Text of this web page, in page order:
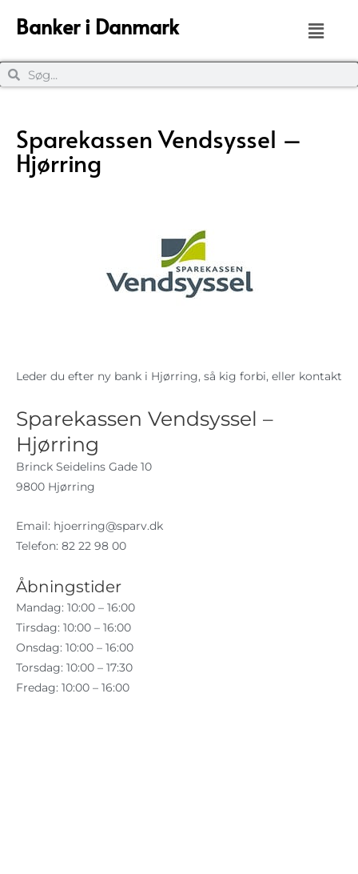
Banker i Danmark
Sparekassen Vendsyssel –
Hjørring
Leder du efter ny bank i Hjørring, så kig forbi, eller kontakt
Sparekassen Vendsyssel –
Hjørring
Brinck Seidelins Gade 10
9800 Hjørring
Email: hjoerring@sparv.dk
Telefon: 82 22 98 00
Åbningstider
Mandag: 10:00 – 16:00
Tirsdag: 10:00 – 16:00
Onsdag: 10:00 – 16:00
Torsdag: 10:00 – 17:30
Fredag: 10:00 – 16:00